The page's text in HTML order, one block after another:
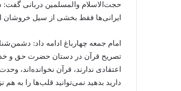
حجت‌الاسلام والمسلمین دربانی گفت:
ایرانی‌ها فقط بخشی از سیل خروشان
امام جمعه چهارباغ ادامه داد:
تصریح قرآن در دستان حضرت حق و
اعتقادی ندارند، قرآن نخوانده‌اند،
دارید بدهید نمی‌توانید قلب‌ها را به